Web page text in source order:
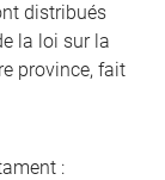
distribués
la loi sur la
province, fait
: